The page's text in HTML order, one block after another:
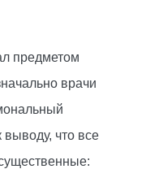
предметом
врачи
выводу, что все